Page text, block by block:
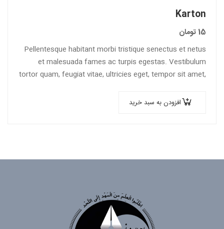
Karton
15 تومان
Pellentesque habitant morbi tristique senectus et netus
et malesuada fames ac turpis egestas. Vestibulum
tortor quam, feugiat vitae, ultricies eget, tempor sit amet,
افزودن به سبد خرید